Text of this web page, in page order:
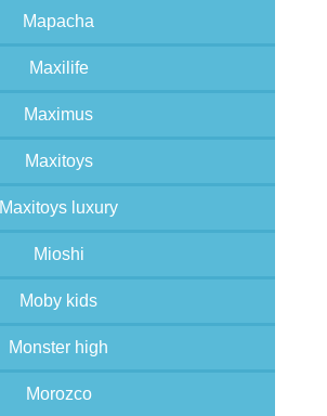
Mapacha
Maxilife
Maximus
Maxitoys
Maxitoys luxury
Mioshi
Moby kids
Monster high
Morozco